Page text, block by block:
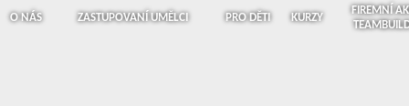
O NÁS ZASTUPOVANÍ UMĚLCI PRO DĚTI KURZY
FIREMNÍ